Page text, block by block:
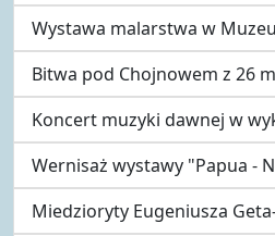
Wystawa malarstwa w
Bitwa pod Chojnowem z 26
Koncert muzyki dawnej w
Wernisaż wystawy "Papua -
Miedzioryty Eugeniusza